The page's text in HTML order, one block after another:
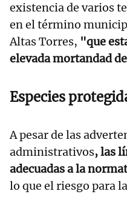
existencia de varios
en el término
Altas Torres, "que
elevada mortandad
Especies
A pesar de las
administrativos, las
adecuadas a la
lo que el riesgo para